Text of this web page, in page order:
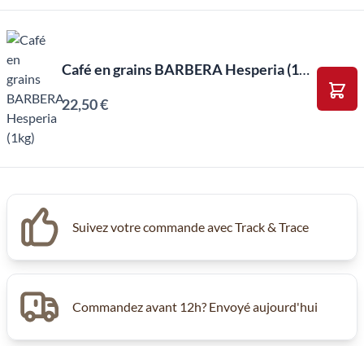
Café en grains BARBERA Hesperia (1kg)
22,50 €
Suivez votre commande avec Track & Trace
Commandez avant 12h? Envoyé aujourd'hui